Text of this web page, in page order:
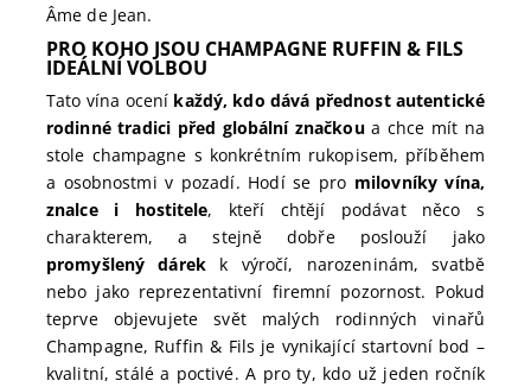
Âme de Jean.
PRO KOHO JSOU CHAMPAGNE RUFFIN & FILS
IDEÁLNÍ VOLBOU
Tato vína ocení každý, kdo dává přednost autentické
rodinné tradici před globální značkoua chce mít na
stole champagne s konkrétním rukopisem, příběhem
a osobnostmi v pozadí. Hodí se pro milovníky vína,
znalce i hostitele, kteří chtějí podávat něco s
charakterem, a stejně dobře poslouží jako
promyšlený dárekk výročí, narozeninám, svatbě
nebo jako reprezentativní firemní pozornost. Pokud
teprve objevujete svět malých rodinných vinařů
Champagne, Ruffin & Fils je vynikající startovní bod –
kvalitní, stálé a poctivé. A pro ty, kdo už jeden ročník